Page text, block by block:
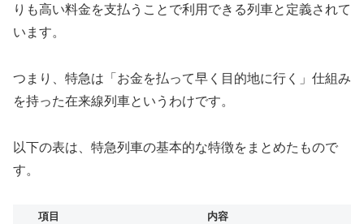
りも高い料金を支払うことで利用できる列車と定義されて
います。
つまり、特急は「お金を払って早く目的地に行く」仕組み
を持った在来線列車というわけです。
以下の表は、特急列車の基本的な特徴をまとめたもので
す。
項目
内容